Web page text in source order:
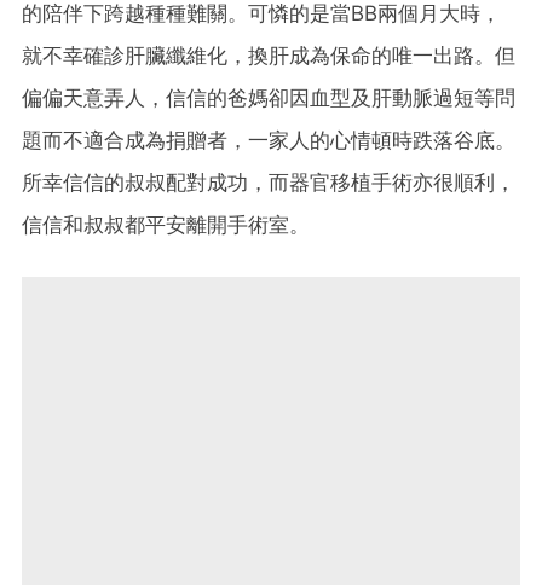
的陪伴下跨越種種難關。可憐的是當BB兩個月大時，
就不幸確診肝臟纖維化，換肝成為保命的唯一出路。但
偏偏天意弄人，信信的爸媽卻因血型及肝動脈過短等問
題而不適合成為捐贈者，一家人的心情頓時跌落谷底。
所幸信信的叔叔配對成功，而器官移植手術亦很順利，
信信和叔叔都平安離開手術室。